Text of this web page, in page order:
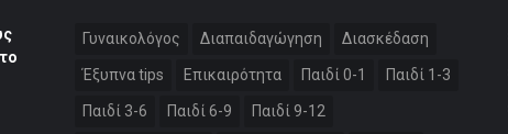
Γυναικολόγος Διαπαιδαγώγηση Διασκέδαση
Έξυπνα tips Επικαιρότητα Παιδί 0-1 Παιδί 1-3
Παιδί 3-6 Παιδί 6-9 Παιδί 9-12